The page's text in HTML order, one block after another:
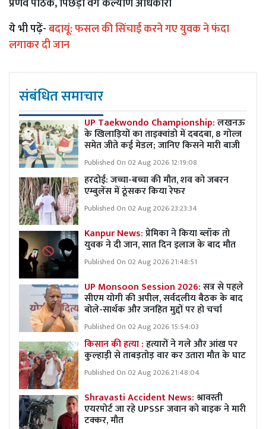
ये भी पढ़ें-बदायूं: फसल की सिंचाई करने गए युवक ने फंदा
लगाकर दी जान
संबंधित समाचार
UP Taekwondo Championship:लखनऊ
के खिलाड़ियों का ताइक्वांडो में दबदबा, 8 गोल्ज
समेत जीते कई मेडल; जानिए किसने मारी बाजी
Published On 02 Aug 2026 12:19:08
हरदोई: जच्चा-बच्चा की मौत, शव को जबरन
एम्बुलेंस में ठूंसकर किया रेफर
Published On 02 Aug 2026 23:23:34
Kanpur News:प्रेमिका ने किया ब्लॉक तो
युवक ने दी जान, सात दिन इलाज के बाद मौत
Published On 02 Aug 2026 21:48:51
UP Monsoon Session 2026:सत्र से पहले
सीएम योगी की अपील, सर्वदलीय बैठक के बाद
बोले-सार्थक और जनहित मुद्दों पर हो चर्चा
Published On 02 Aug 2026 15:54:03
किसान की हत्या :हत्यारों ने गले और आंख पर
कुल्हाड़ी से ताबड़तोड़ वार कर उतारा मौत के घाट
Published On 02 Aug 2026 21:48:04
Shravasti Accident News:श्रावस्ती
एयरपोर्ट जा रहे UPSSF जवान को बाइक ने मारी
टक्कर, मौत